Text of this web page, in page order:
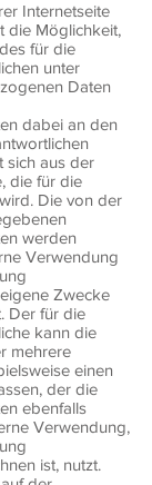
Internetseite
die Möglichkeit,
für die
unter
Daten
dabei an den
sich aus der
die für die
Die von der
werden
Verwendung
Zwecke
Der für die
kann die
mehrere
einen
der die
ebenfalls
Verwendung,
ist, nutzt.